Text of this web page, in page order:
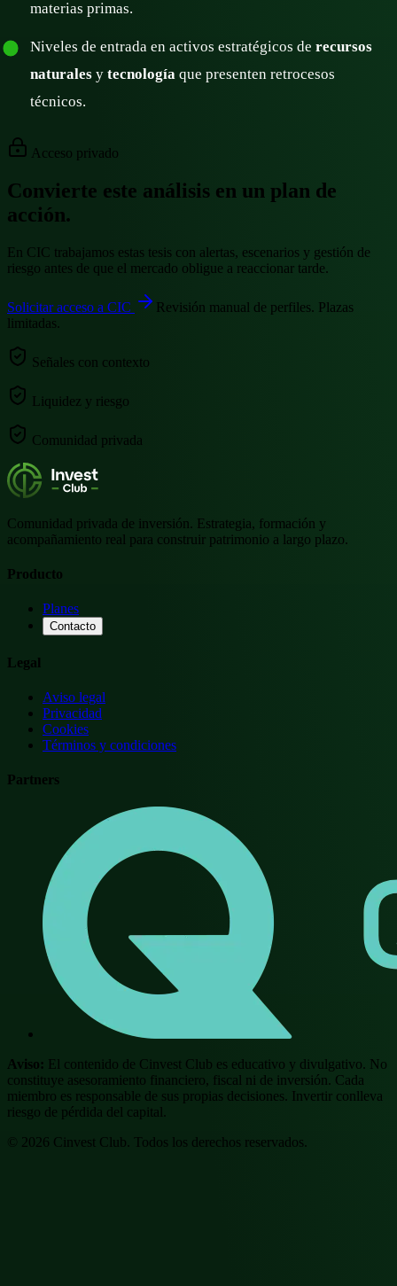
materias primas.
Niveles de entrada en activos estratégicos de recursos
naturalesy tecnologíaque presenten retrocesos
técnicos.
Acceso privado
Convierte este análisis en un plan de
acción.
En CIC trabajamos estas tesis con alertas, escenarios y gestión de
riesgo antes de que el mercado obligue a reaccionar tarde.
Solicitar acceso a CIC
Revisión manual de perfiles. Plazas
limitadas.
Señales con contexto
Liquidez y riesgo
Comunidad privada
Comunidad privada de inversión. Estrategia, formación y
acompañamiento real para construir patrimonio a largo plazo.
Producto
Planes
Contacto
Legal
Aviso legal
Privacidad
Cookies
Términos y condiciones
Partners
Aviso: El contenido de Cinvest Club es educativo y divulgativo. No
constituye asesoramiento financiero, fiscal ni de inversión. Cada
miembro es responsable de sus propias decisiones. Invertir conlleva
riesgo de pérdida del capital.
© 2026 Cinvest Club. Todos los derechos reservados.